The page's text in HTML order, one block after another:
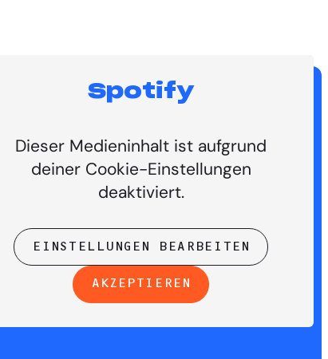
Spotify
Dieser Medieninhalt ist aufgrund
deiner Cookie-Einstellungen
deaktiviert.
EINSTELLUNGEN BEARBEITEN
AKZEPTIEREN